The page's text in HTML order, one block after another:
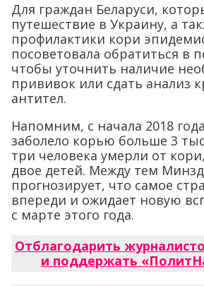
Для граждан Беларуси,
путешествие в Украину, а
профилактики кори
посоветовала обратиться в
чтобы уточнить наличие
прививок или сдать анализ
антител.
Напомним, с начала 2018
заболело корью больше 3
три человека умерли от
двое детей. Между тем
прогнозирует, что самое
впереди и ожидает новую
с марте этого года.
Отблагодарить
и поддержать